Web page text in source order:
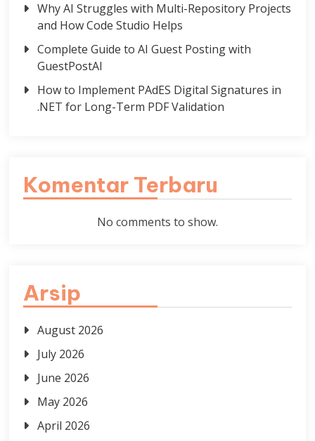
Why AI Struggles with Multi-Repository Projects
and How Code Studio Helps
Complete Guide to AI Guest Posting with
GuestPostAI
How to Implement PAdES Digital Signatures in
.NET for Long-Term PDF Validation
Komentar Terbaru
No comments to show.
Arsip
August 2026
July 2026
June 2026
May 2026
April 2026